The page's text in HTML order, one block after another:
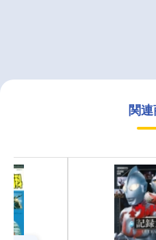
関